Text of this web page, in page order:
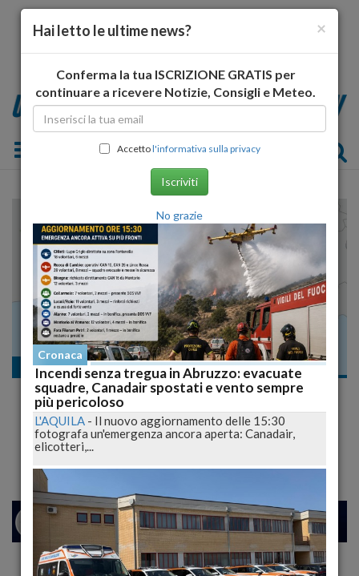
Toggle navigation
Meteo
Condizioni di instabilità permangono sulla
penisola, temporali pomeridiani
interesseranno zone monta
MILANO 26 31
×
Hai letto le ultime news?
Conferma la tua ISCRIZIONE GRATIS per
continuare a ricevere Notizie, Consigli e Meteo.
Accettol'informativa sulla privacy
Iscriviti
No grazie
Cronaca
Incendi senza tregua in Abruzzo: evacuate
squadre, Canadair spostati e vento sempre
più pericoloso
L'AQUILA - Il nuovo aggiornamento delle 15:30
fotografa un'emergenza ancora aperta: Canadair,
elicotteri,...